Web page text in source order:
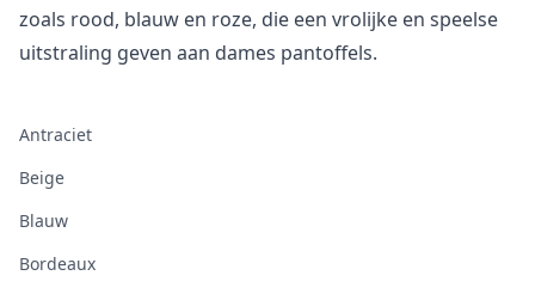
zoals rood, blauw en roze, die een vrolijke en speelse
uitstraling geven aan dames pantoffels.
Antraciet
Beige
Blauw
Bordeaux